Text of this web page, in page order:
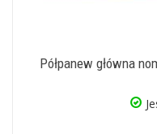
Półpanew główna